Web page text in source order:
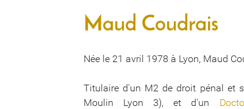
Maud Coudrais
Née le 21 avril 1978 à Lyon, Maud
Titulaire d'un M2 de droit pénal et
Moulin Lyon 3), et d'un